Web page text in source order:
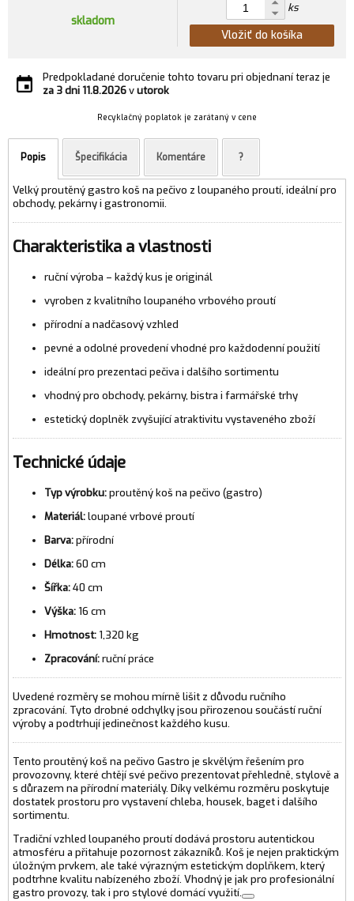
skladom
ks
Vložiť do košíka
Predpokladané doručenie tohto tovaru pri objednaní teraz je
za 3 dni11.8.2026vutorok
Recyklačný poplatok je zarátaný v cene
Popis Špecifikácia Komentáre ?
Velký proutěný gastro koš na pečivo z loupaného proutí, ideální pro
obchody, pekárny i gastronomii.
Charakteristika a vlastnosti
ruční výroba – každý kus je originál
vyroben z kvalitního loupaného vrbového proutí
přírodní a nadčasový vzhled
pevné a odolné provedení vhodné pro každodenní použití
ideální pro prezentaci pečiva i dalšího sortimentu
vhodný pro obchody, pekárny, bistra i farmářské trhy
estetický doplněk zvyšující atraktivitu vystaveného zboží
Technické údaje
Typ výrobku:proutěný koš na pečivo (gastro)
Materiál:loupané vrbové proutí
Barva:přírodní
Délka:60 cm
Šířka:40 cm
Výška: 16 cm
Hmotnost: 1,320 kg
Zpracování:ruční práce
Uvedené rozměry se mohou mírně lišit z důvodu ručního
zpracování. Tyto drobné odchylky jsou přirozenou součástí ruční
výroby a podtrhují jedinečnost každého kusu.
Tento proutěný koš na pečivo Gastro je skvělým řešením pro
provozovny, které chtějí své pečivo prezentovat přehledně, stylově a
s důrazem na přírodní materiály. Díky velkému rozměru poskytuje
dostatek prostoru pro vystavení chleba, housek, baget i dalšího
sortimentu.
Tradiční vzhled loupaného proutí dodává prostoru autentickou
atmosféru a přitahuje pozornost zákazníků. Koš je nejen praktickým
úložným prvkem, ale také výrazným estetickým doplňkem, který
podtrhne kvalitu nabízeného zboží. Vhodný je jak pro profesionální
gastro provozy, tak i pro stylové domácí využití.